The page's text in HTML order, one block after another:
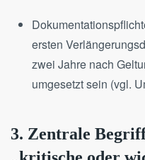
ersten
zwei Jahre nach
umgesetzt sein (vgl.
3. Zentrale